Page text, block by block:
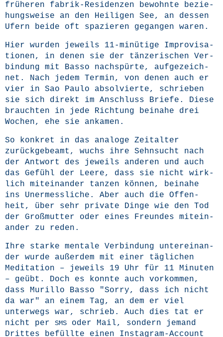
frü­he­ren fabrik-Resi­den­zen bewohn­te bezie­
hungs­wei­se an den Hei­li­gen See, an des­sen
Ufern bei­de oft spa­zie­ren gegan­gen waren.
Hier wur­den jeweils 11-minü­ti­ge Impro­vi­sa­
tio­nen, in denen sie der tän­ze­ri­schen Ver­
bin­dung mit Bas­so nach­spür­te, auf­ge­zeich­
net. Nach jedem Ter­min, von denen auch er
vier in Sao Pau­lo absol­vier­te, schrie­ben
sie sich direkt im Anschluss Brie­fe. Die­se
brauch­ten in jede Rich­tung bei­na­he drei
Wochen, ehe sie ankamen.
So kon­kret in das ana­lo­ge Zeit­al­ter
zurück­ge­be­amt, wuchs ihre Sehn­sucht nach
der Ant­wort des jeweils ande­ren und auch
das Gefühl der Lee­re, dass sie nicht wirk­
lich mit­ein­an­der tan­zen kön­nen, bei­na­he
ins Uner­mess­li­che. Aber auch die Offen­
heit, über sehr pri­va­te Din­ge wie den Tod
der Groß­mutter oder eines Freun­des mit­ein­
an­der zu reden.
Ihre star­ke men­ta­le Ver­bin­dung unter­ein­an­
der wur­de außer­dem mit einer täg­li­chen
Medi­ta­ti­on – jeweils 19 Uhr für 11 Minu­ten
– geübt. Doch es konn­te auch vor­kom­men,
dass Mur­il­lo Bas­so "Sor­ry, dass ich nicht
da war" an einem Tag, an dem er viel
unter­wegs war, schrieb. Auch dies tat er
nicht per SMS oder Mail, son­dern jemand
Drit­tes befüll­te einen Insta­gram-Account